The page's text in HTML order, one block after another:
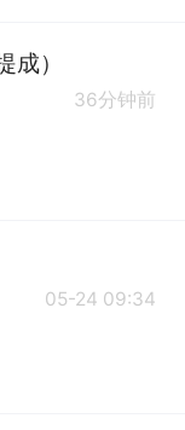
）
36分钟前
05-24 09:34